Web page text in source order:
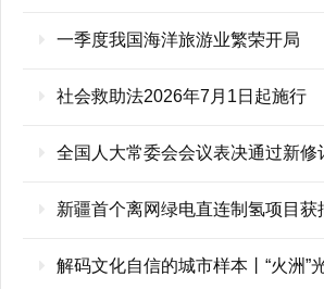
一季度我国海洋旅游业繁荣开局
社会救助法2026年7月1日起施行
全国人大常委会会议表决通过新修
新疆首个离网绿电直连制氢项目
解码文化自信的城市样本丨“火洲